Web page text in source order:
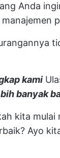
Anda
kami
banyak
kita
Ayo